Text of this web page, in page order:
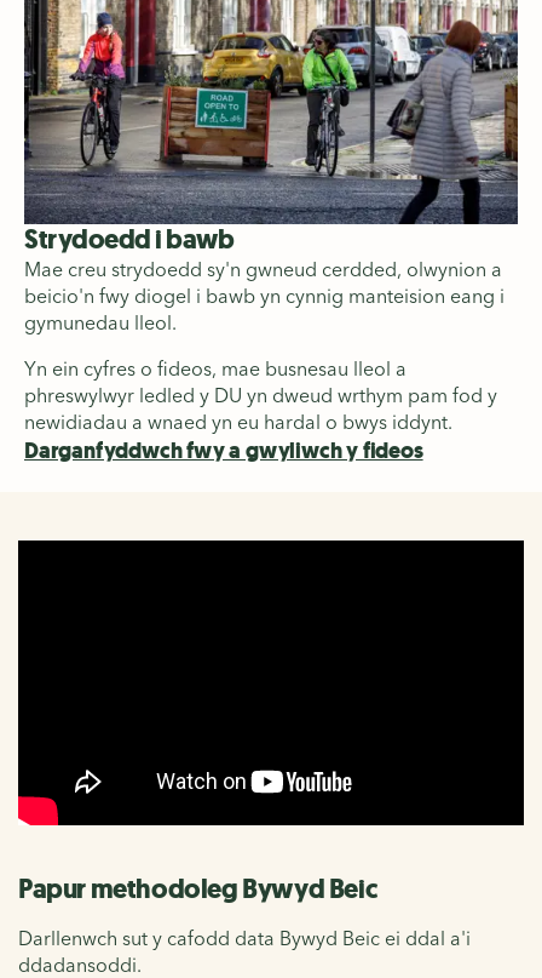
Strydoedd i bawb
Mae creu strydoedd sy'n gwneud cerdded, olwynion a
beicio'n fwy diogel i bawb yn cynnig manteision eang i
gymunedau lleol.
Yn ein cyfres o fideos, mae busnesau lleol a
phreswylwyr ledled y DU yn dweud wrthym pam fod y
newidiadau a wnaed yn eu hardal o bwys iddynt.
Darganfyddwch fwy a gwyliwch y fideos
Papur methodoleg Bywyd Beic
Darllenwch sut y cafodd data Bywyd Beic ei ddal a'i
ddadansoddi.